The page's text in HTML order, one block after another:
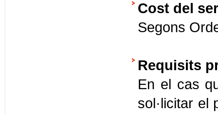
Cost del
Segons
Requisits
En el cas
sol·licitar el